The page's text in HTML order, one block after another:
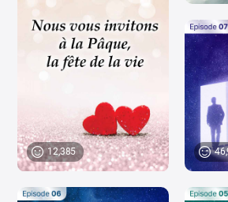
12,385